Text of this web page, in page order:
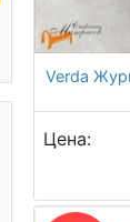
Verda
Цена: